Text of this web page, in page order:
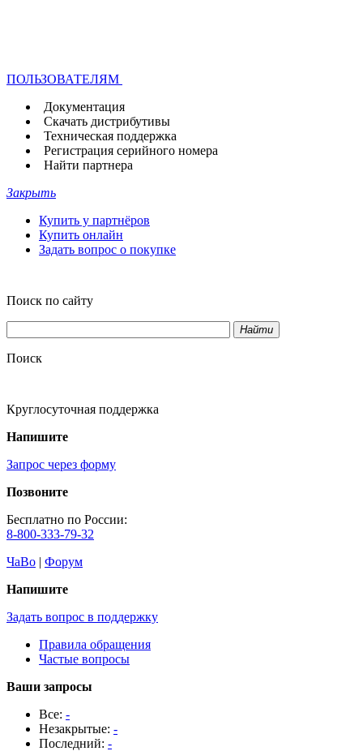
ПОЛЬЗОВАТЕЛЯМ
Документация
Скачать дистрибутивы
Техническая поддержка
Регистрация серийного номера
Найти партнера
Закрыть
Купить у партнёров
Купить онлайн
Задать вопрос о покупке
Поиск по сайту
Найти
Поиск
Круглосуточная поддержка
Напишите
Запрос через форму
Позвоните
Бесплатно по России:
8-800-333-79-32
ЧаВо | Форум
Напишите
Задать вопрос в поддержку
Правила обращения
Частые вопросы
Ваши запросы
Все: -
Незакрытые: -
Последний: -